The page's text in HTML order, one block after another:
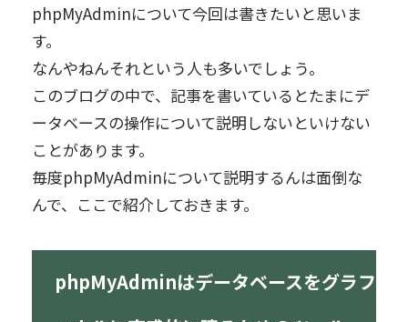
phpMyAdminについて今回は書きたいと思いま
す。
なんやねんそれという人も多いでしょう。
このブログの中で、記事を書いているとたまにデ
ータベースの操作について説明しないといけない
ことがあります。
毎度phpMyAdminについて説明するんは面倒な
んで、ここで紹介しておきます。
phpMyAdminはデータベースをグラフ